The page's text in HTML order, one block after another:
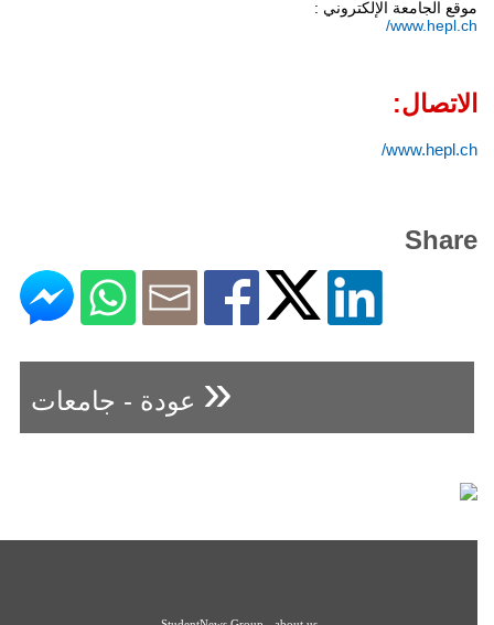
موقع الجامعة الإلكتروني :
www.hepl.ch/
الاتصال:
www.hepl.ch/
Share
« عودة - جامعات